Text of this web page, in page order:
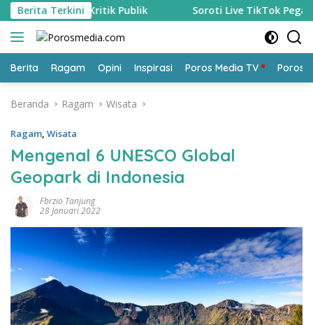
Langsung
ke
konten
Berita Terkini
Kritik Publik Soroti Live TikTok Pegawai P3K Soal
Berita Ragam Opini Inspirasi Poros Media TV Poros
Beranda Ragam Wisata
Ragam, Wisata
Mengenal 6 UNESCO Global
Geopark di Indonesia
Fbrzio Tanjung
28 Januari 2022